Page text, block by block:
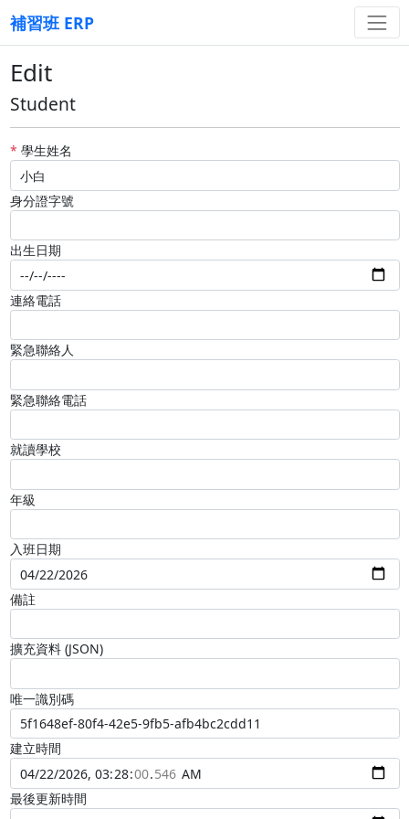
補習班 ERP
Edit
Student
* 學生姓名
身分證字號
出生日期
連絡電話
緊急聯絡人
緊急聯絡電話
就讀學校
年級
入班日期
備註
擴充資料 (JSON)
唯一識別碼
建立時間
最後更新時間